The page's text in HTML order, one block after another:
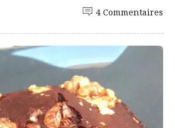
4 Commentaires